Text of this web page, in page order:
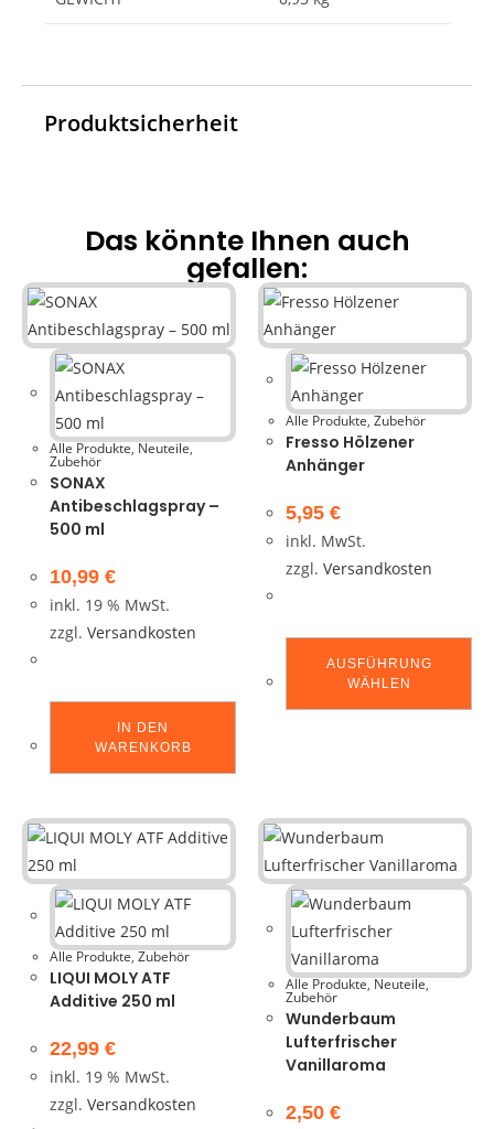
Produktsicherheit
Das könnte Ihnen auch
gefallen:
Alle Produkte,Neuteile,
Zubehör
SONAX
Antibeschlagspray –
500 ml
10,99 €
inkl. 19 % MwSt.
zzgl. Versandkosten
IN DEN
WARENKORB
Alle Produkte,Zubehör
Fresso Hölzener
Anhänger
5,95 €
inkl. MwSt.
zzgl. Versandkosten
AUSFÜHRUNG
WÄHLEN
Alle Produkte,Zubehör
LIQUI MOLY ATF
Additive 250 ml
22,99 €
inkl. 19 % MwSt.
zzgl. Versandkosten
Alle Produkte,Neuteile,
Zubehör
Wunderbaum
Lufterfrischer
Vanillaroma
2,50 €